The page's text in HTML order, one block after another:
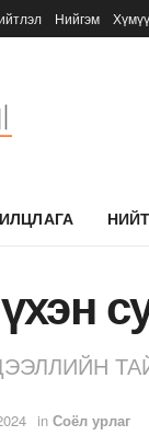
Нийгэм
in Соёл урлаг